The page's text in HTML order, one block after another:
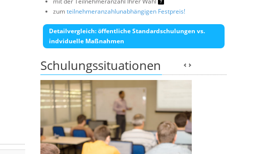
zumteilnehmeranzahlunabhängigen Festpreis!
Detailvergleich: öffentliche Standardschulungen vs.
indviduelle Maßnahmen
Schulungssituationen